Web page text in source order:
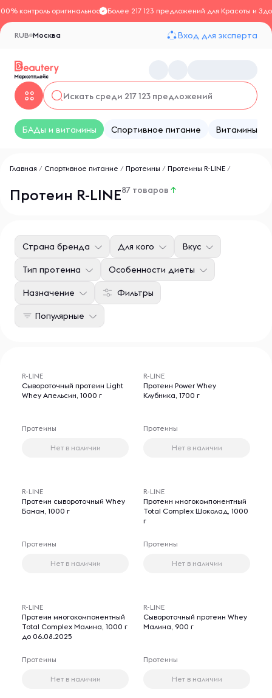
контроль оригинальностиБолее 217 123 предложений для Красоты и
Москва
RUB Вход для эксперта
БАДы и витамины Спортивное питание Витамины
Главная / Спортивное питание / Протеины / Протеины R-LINE /
Протеин R-LINE87 товаров ↑
Фильтры
Страна бренда Для кого Вкус
Тип протеина Особенности диеты
Назначение
Популярные
R-LINE
Сывороточный протеин Light
Whey Апельсин, 1000 г
Протеины
Нет в наличии
R-LINE
Протеин Power Whey
Клубника, 1700 г
Протеины
Нет в наличии
R-LINE
Протеин сывороточный Whey
Банан, 1000 г
Протеины
Нет в наличии
R-LINE
Протеин многокомпонентный
Total Complex Шоколад, 1000
г
Протеины
Нет в наличии
R-LINE
Протеин многокомпонентный
Total Complex Малина, 1000 г
до 06.08.2025
Протеины
Нет в наличии
R-LINE
Сывороточный протеин Whey
Малина, 900 г
Протеины
Нет в наличии